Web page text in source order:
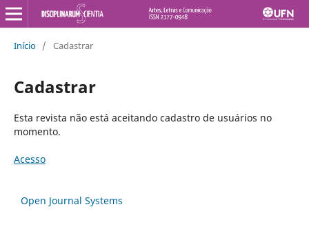
Início / Cadastrar
Cadastrar
Esta revista não está aceitando cadastro de usuários no
momento.
Acesso
Open Journal Systems